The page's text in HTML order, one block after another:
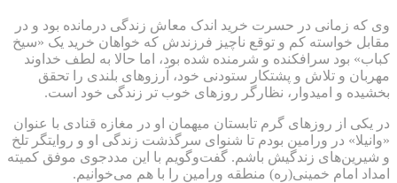
وی که زمانی در حسرت خرید اندک معاش زندگی درمانده بود و در
مقابل خواسته کم و توقع ناچیز فرزندش که خواهان خرید یک «سیخ
کباب» بود سرافکنده و شرمنده شده بود، اما حالا به لطف خداوند
مهربان و تلاش و پشتکار ستودنی خود، آرزوهای بلندی را تحقق
بخشیده و امیدوار، نظارگر روزهای خوب تر زندگی خود است.
در یکی از روزهای گرم تابستان میهمان او در مغازه قنادی با عنوان
«وانیلا» در ورامین بودم تا شنوای سرگذشت زندگی او و روایتگر تلخ
و شیرین‌های زندگیش باشم. گفت‌وگویم با این مددجوی موفق کمیته
امداد امام خمینی(ره) منطقه ورامین را با هم می‌خوانیم.